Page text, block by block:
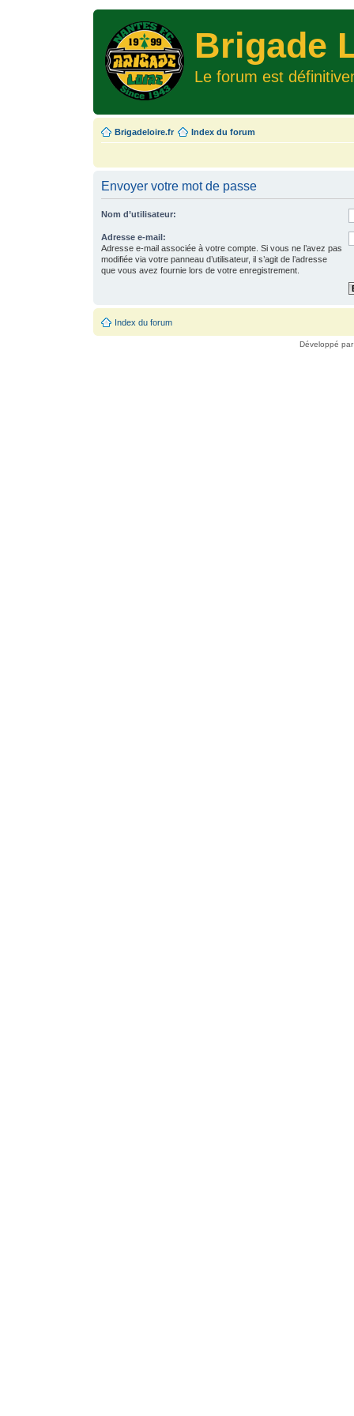
Brigade
Le forum est
Brigadeloire.fr Index du forum
Envoyer votre mot de passe
Nom d’utilisateur:
Adresse e-mail:
Adresse e-mail associée à votre compte. Si vous ne l’avez pas
modifiée via votre panneau d’utilisateur, il s’agit de l’adresse
que vous avez fournie lors de votre enregistrement.
Index du forum
Développé